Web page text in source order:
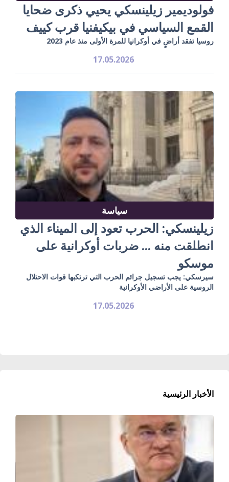
فولوديمير زيلينسكي يحيي ذكرى ضحايا
القمع السياسي في بيكيفنيا قرب كييف
روسيا تفقد أراضٍ في أوكرانيا للمرة الأولى منذ عام 2023
17.05.2026
سياسة
زيلينسكي: الحرب تعود إلى الميناء الذي
انطلقت منه ... ضربات أوكرانية على
موسكو
سيرسكي: يجب تسجيل جرائم الحرب التي ترتكبها قوات الاحتلال
الروسية على الأراضي الأوكرانية
17.05.2026
الأخبار الرئيسية